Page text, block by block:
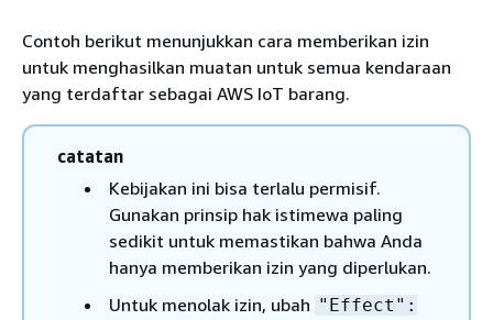
Contoh berikut menunjukkan cara memberikan izin
untuk menghasilkan muatan untuk semua kendaraan
yang terdaftar sebagai AWS IoT barang.
catatan
Kebijakan ini bisa terlalu permisif.
Gunakan prinsip hak istimewa paling
sedikit untuk memastikan bahwa Anda
hanya memberikan izin yang diperlukan.
Untuk menolak izin, ubah "Effect":